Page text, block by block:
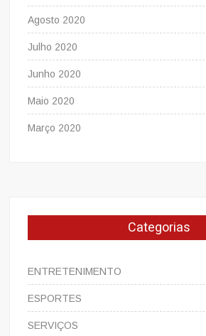
Agosto 2020
Julho 2020
Junho 2020
Maio 2020
Março 2020
Categorias
ENTRETENIMENTO
ESPORTES
SERVIÇOS